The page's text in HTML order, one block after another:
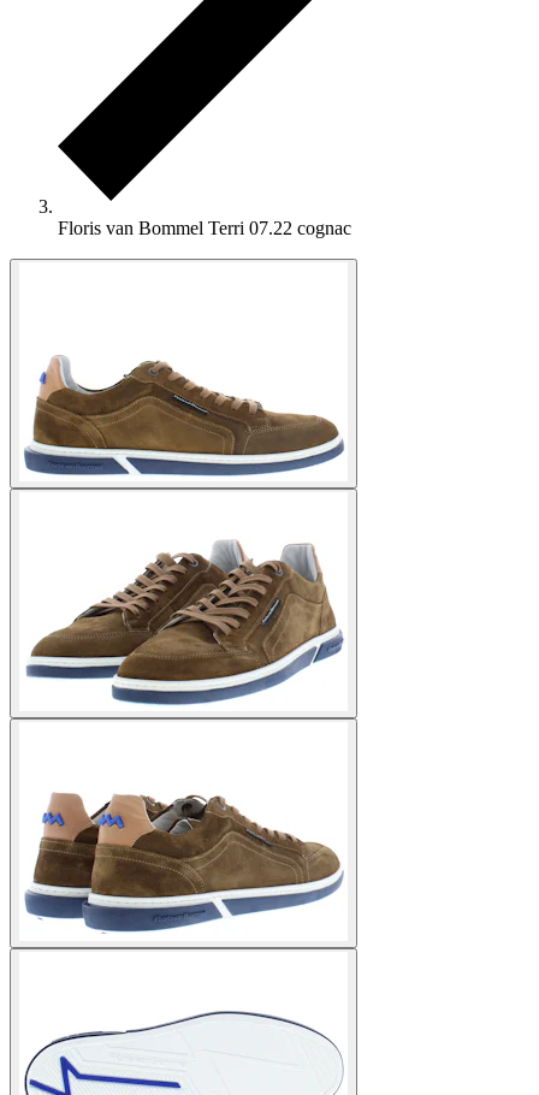
Floris van Bommel Terri 07.22 cognac